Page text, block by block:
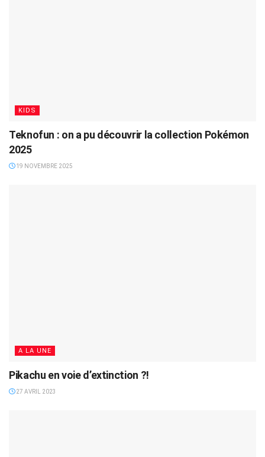
KIDS
Teknofun : on a pu découvrir la collection Pokémon
2025
19 NOVEMBRE 2025
A LA UNE
Pikachu en voie d’extinction ?!
27 AVRIL 2023